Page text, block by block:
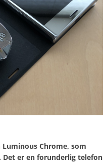
Chrome, som
Det er en forunderlig telefon